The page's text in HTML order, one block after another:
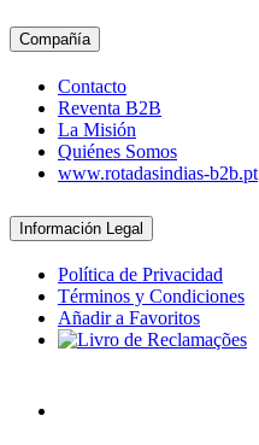
Compañía
Contacto
Reventa B2B
La Misión
Quiénes Somos
www.rotadasindias-b2b.pt
Información Legal
Política de Privacidad
Términos y Condiciones
Añadir a Favoritos